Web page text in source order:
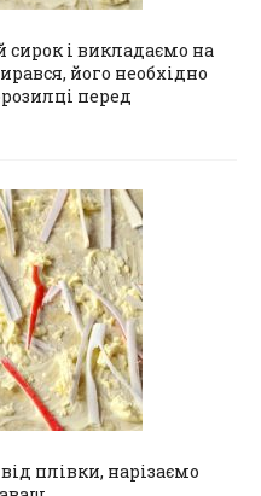
і викладаємо на
його необхідно
перед
плівки, нарізаємо